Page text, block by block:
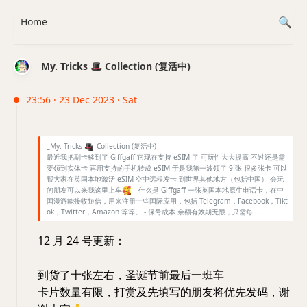
_My. Tricks 🎩 Collection (复活中)
23:56 · 23 Dec 2023 · Sat
_My. Tricks 🎩 Collection (复活中)
最近我把副卡移到了 Giffgaff 它现在支持 eSIM 了 可玩性大大提高 不过还是需
要领到实体卡 再用支持的手机转成 eSIM 于是我第一波领了 9 张 很多张卡 可以
帮大家在英国本地激活 eSIM 空中远程发卡 到世界其他地方（包括中国） 会玩
的朋友可以来我这里上车🥰 - 什么是 Giffgaff 一张英国本地原生电话卡，在中
国漫游能接收短信，用来注册一些国际应用，包括 Telegram，Facebook，Tikt
ok，Twitter，Amazon 等等。 - 保号成本 余额有效期无限，只需每…
12 月 24 号更新：
到货了十张左右，圣诞节前最后一班车
卡片数量有限，打赏及先填写的朋友将优先发码，谢
Home